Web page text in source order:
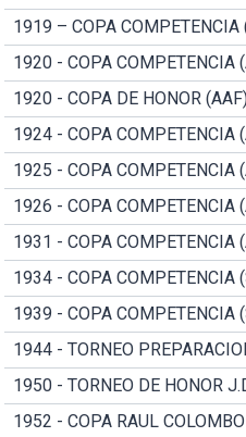
1919 – COPA COMPETENCIA
1920 - COPA COMPETENCIA
1920 - COPA DE HONOR
1924 - COPA COMPETENCIA
1925 - COPA COMPETENCIA
1926 - COPA COMPETENCIA
1931 - COPA COMPETENCIA
1934 - COPA COMPETENCIA
1939 - COPA COMPETENCIA
1944 - TORNEO
1950 - TORNEO DE HONOR
1952 - COPA RAUL COLOMBO